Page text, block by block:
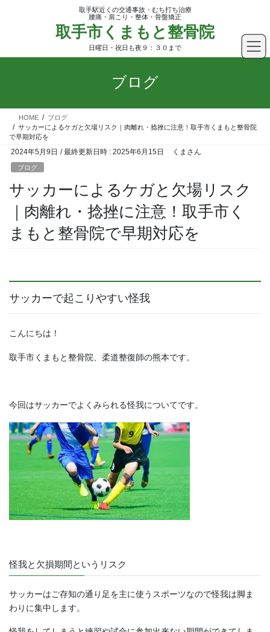
ツ
ッ
シ
移
取手駅近くの交通事故・むち打ち治療
腰痛・肩こり・整体・骨盤矯正
取手市くまもと整骨院
日曜日・祝日も夜９：３０まで
ブログ
HOME
ブログ
サッカーによるケガと欠場リスク｜肉離れ・捻挫に注意！取手市くまもと整骨院
で早期対応を
2024年5月9日 / 最終更新日時 : 2025年6月15日 くまさん
ブログ
サッカーによるケガと欠場リスク
｜肉離れ・捻挫に注意！取手市く
まもと整骨院で早期対応を
サッカーで起こりやすい怪我
こんにちは！
取手市くまもと整骨院、柔道整復師の熊本です。
今回はサッカーでよくみられる怪我についてです。
怪我と欠損期間というリスク
サッカーはご存知の通り足を主に使うスポーツなので怪我は脚ま
わりに集中します。